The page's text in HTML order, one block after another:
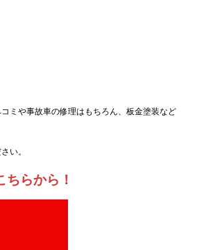
ミや事故車の修理はもちろん、板金塗装など
い。
ちらから！